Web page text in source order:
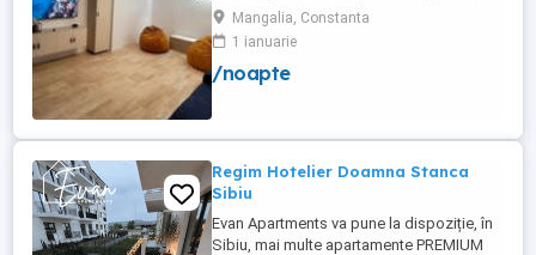
foarte aproape de plajă și are două locuri
de parcare. Apartamentul renovat recent și
dispune de toate dotările necesare pentru
un concediu reușit la malul mării (aer
Mangalia, Constanta
1 ianuarie
/noapte
Regim Hotelier Doamna Stanca
Sibiu
Evan Apartments va pune la dispoziție, în
Sibiu, mai multe apartamente PREMIUM